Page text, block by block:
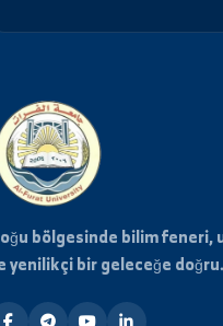
Haberdar Olun
Üniversiteden en